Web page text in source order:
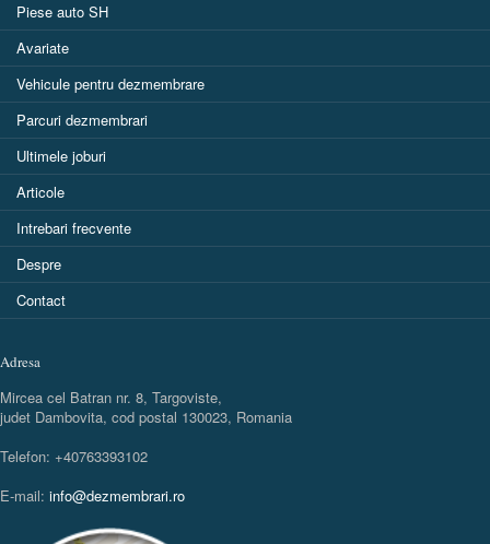
Piese auto SH
Avariate
Vehicule pentru dezmembrare
Parcuri dezmembrari
Ultimele joburi
Articole
Intrebari frecvente
Despre
Contact
Adresa
Mircea cel Batran nr. 8, Targoviste,
judet Dambovita, cod postal 130023, Romania
Telefon: +40763393102
E-mail: info@dezmembrari.ro